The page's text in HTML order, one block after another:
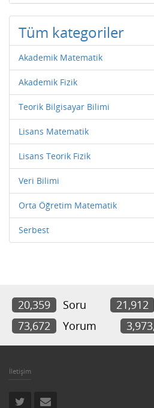
Tüm kategoriler
Akademik Matematik
Akademik Fizik
Teorik Bilgisayar Bilimi
Lisans Matematik
Lisans Teorik Fizik
Veri Bilimi
Orta Öğretim Matematik
Serbest
20,359 Soru 21,912
73,672
Yorum
İletişim